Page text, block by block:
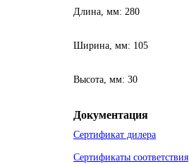
Длина, мм: 280
Ширина, мм: 105
Высота, мм: 30
Документация
Сертификат дилера
Сертификаты соответствия